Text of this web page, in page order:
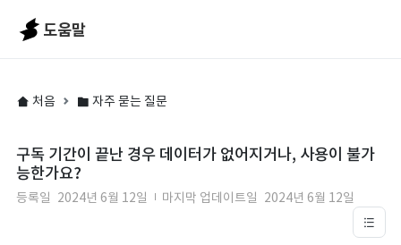
도움말
처음 자주 묻는 질문
구독 기간이 끝난 경우 데이터가 없어지거나, 사용이 불가
능한가요?
등록일 2024년 6월 12일 마지막 업데이트일 2024년 6월 12일